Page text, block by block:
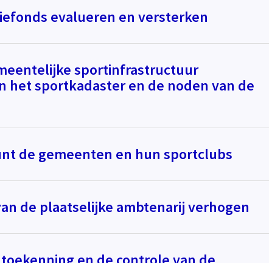
evalueren en versterken
sportinfrastructuur
het sportkadaster en de noden van de
de gemeenten en hun sportclubs
de plaatselijke ambtenarij verhogen